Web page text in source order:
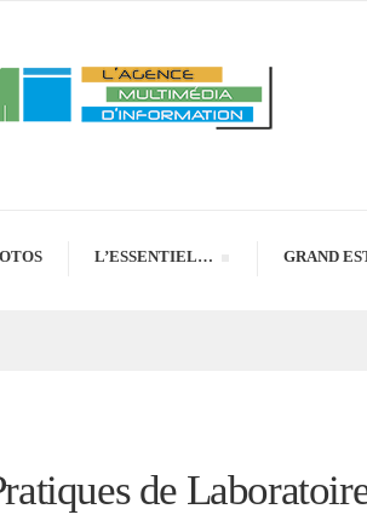
L’ESSENTIEL… GRAND
de